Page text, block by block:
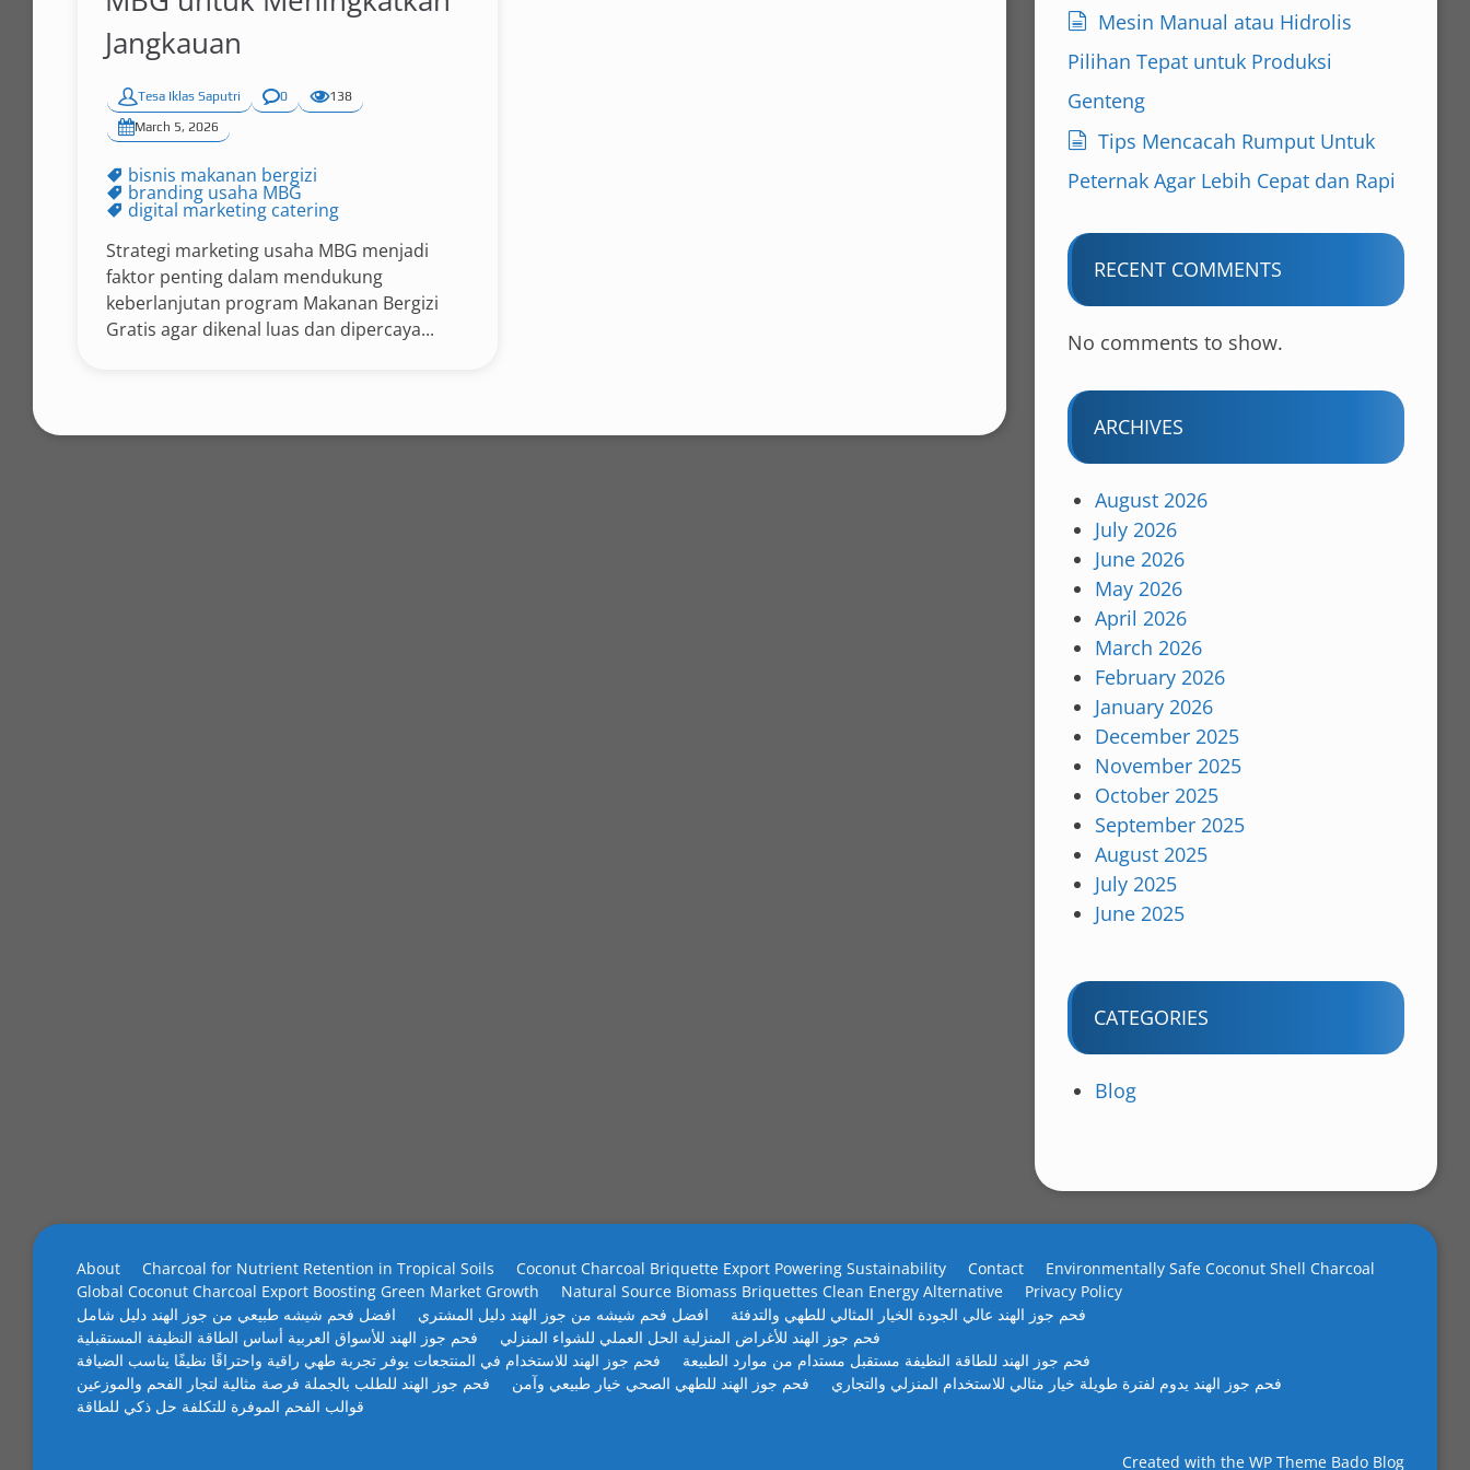
Jangkauan
Tesa Iklas Saputri 0
138
March 5, 2026
bisnis makanan bergizi
branding usaha MBG
digital marketing catering
Strategi marketing usaha MBG menjadi
faktor penting dalam mendukung
keberlanjutan program Makanan Bergizi
Gratis agar dikenal luas dan dipercaya...
Mesin Manual atau Hidrolis
Pilihan Tepat untuk Produksi
Genteng
Tips Mencacah Rumput Untuk
Peternak Agar Lebih Cepat dan Rapi
RECENT COMMENTS
No comments to show.
ARCHIVES
August 2026
July 2026
June 2026
May 2026
April 2026
March 2026
February 2026
January 2026
December 2025
November 2025
October 2025
September 2025
August 2025
July 2025
June 2025
CATEGORIES
Blog
About Charcoal for Nutrient Retention in Tropical Soils Coconut Charcoal Briquette Export Powering Sustainability Contact
Environmentally Safe Coconut Shell Charcoal
Global Coconut Charcoal Export Boosting Green Market Growth
Natural Source Biomass Briquettes Clean Energy Alternative
Privacy Policy
افضل فحم شيشه طبيعي من جوز الهند دليل شامل
افضل فحم شيشه من جوز الهند دليل المشتري
فحم جوز الهند عالي الجودة الخيار المثالي للطهي والتدفئة
فحم جوز الهند للأسواق العربية أساس الطاقة النظيفة المستقبلية
فحم جوز الهند للأغراض المنزلية الحل العملي للشواء المنزلي
فحم جوز الهند للاستخدام في المنتجعات يوفر تجربة طهي راقية واحتراقًا نظيفًا يناسب الضيافة
فحم جوز الهند للطاقة النظيفة مستقبل مستدام من موارد الطبيعة
فحم جوز الهند للطلب بالجملة فرصة مثالية لتجار الفحم والموزعين
فحم جوز الهند للطهي الصحي خيار طبيعي وآمن
فحم جوز الهند يدوم لفترة طويلة خيار مثالي للاستخدام المنزلي والتجاري
قوالب الفحم الموفرة للتكلفة حل ذكي للطاقة
Created with the WP Theme Bado Blog